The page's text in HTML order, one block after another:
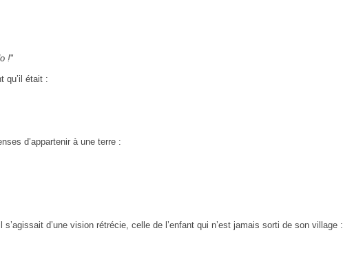
!"
qu’il était :
d’appartenir à une terre :
s’agissait d’une vision rétrécie, celle de l’enfant qui n’est jamais sorti de son village :